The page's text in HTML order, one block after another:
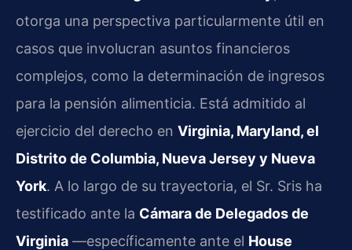
otorga una perspectiva particularmente útil en
casos que involucran asuntos financieros
complejos, como la determinación de ingresos
para la pensión alimenticia. Está admitido al
ejercicio del derecho en Virginia, Maryland, el
Distrito de Columbia, Nueva Jersey y Nueva
York. A lo largo de su trayectoria, el Sr. Sris ha
testificado ante la Cámara de Delegados de
Virginia —específicamente ante el House